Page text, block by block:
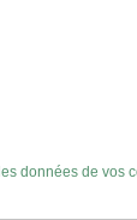
données de vos